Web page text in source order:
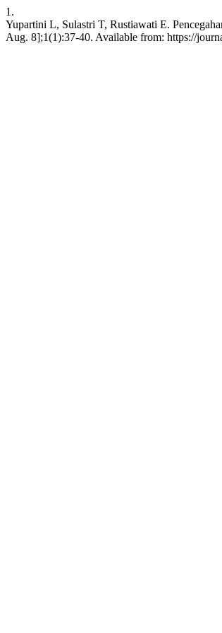
1.
Yupartini L, Sulastri T, Rustiawati E.
Aug. 8];1(1):37-40. Available from: https://